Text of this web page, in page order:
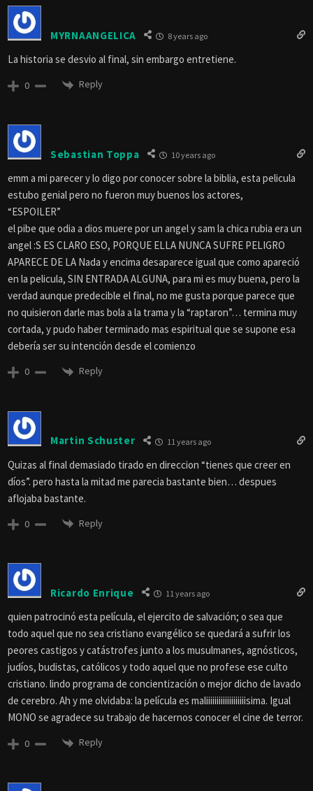
MYRNAANGELICA 8 years ago
La historia se desvio al final, sin embargo entretiene.
0 Reply
Sebastian Toppa 10 years ago
emm a mi parecer y lo digo por conocer sobre la biblia, esta pelicula
estubo genial pero no fueron muy buenos los actores,
“ESPOILER”
el pibe que odia a dios muere por un angel y sam la chica rubia era un
angel :S ES CLARO ESO, PORQUE ELLA NUNCA SUFRE PELIGRO
APARECE DE LA Nada y encima desaparece igual que como apareció
en la pelicula, SIN ENTRADA ALGUNA, para mi es muy buena, pero la
verdad aunque predecible el final, no me gusta porque parece que
no quisieron darle mas bola a la trama y la “raptaron”… termina muy
cortada, y pudo haber terminado mas espiritual que se supone esa
debería ser su intención desde el comienzo
0 Reply
Martin Schuster 11 years ago
Quizas al final demasiado tirado en direccion “tienes que creer en
díos”. pero hasta la mitad me parecia bastante bien… despues
aflojaba bastante.
0 Reply
Ricardo Enrique 11 years ago
quien patrocinó esta película, el ejercito de salvación; o sea que
todo aquel que no sea cristiano evangélico se quedará a sufrir los
peores castigos y catástrofes junto a los musulmanes, agnósticos,
judíos, budistas, católicos y todo aquel que no profese ese culto
cristiano. lindo programa de concientización o mejor dicho de lavado
de cerebro. Ah y me olvidaba: la película es maliiiiiiiiiiiiiiiiiiisima. Igual
MONO se agradece su trabajo de hacernos conocer el cine de terror.
0 Reply